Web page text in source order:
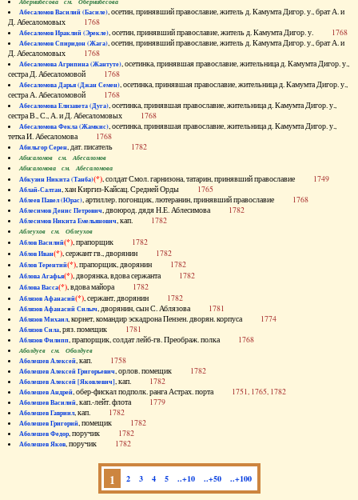
Абесаломов Василий (Басиле), осетин, принявший православие, житель д. Камумта Дигор. у., брат А. и
Д. Абесаломовых 1768
Абесаломов Ираклий (Эрекле), осетин, принявший православие, житель д. Камумта Дигор. у. 1768
Абесаломов Спиридон (Жага), осетин, принявший православие, житель д. Камумта Дигор. у., брат А. и
Д. Абесаломовых 1768
Абесаломова Агрипина (Жантуте), осетинка, принявшая православие, жительница д. Камумта Дигор. у.,
сестра Д. Абесаломовой 1768
Абесаломова Дарья (Джан Семен), осетинка, принявшая православие, жительница д. Камумта Дигор. у.,
сестра А. Абесаломовой 1768
Абесаломова Елизавета (Дуга), осетинка, принявшая православие, жительница д. Камумта Дигор. у.,
сестра В., С., А. и Д. Абесаломовых 1768
Абесаломова Фекла (Жамкис), осетинка, принявшая православие, жительница д. Камумта Дигор. у.,
тетка И. Абесаломова 1768
Абильгор Серен, дат. писатель 1782
Абисаломов см. Абесаломов
Абисаломова см. Абесаломова
Абкузин Никита (Танба)(*), солдат Смол. гарнизона, татарин, принявший православие 1749
Аблай-Салтан, хан Киргиз-Кайсац. Средней Орды 1765
Аблеев Павел (Юрас), артиллер. погонщик, лютеранин, принявший православие 1768
Аблесимов Денис Петрович, двоюрод. дядя Н.Е. Аблесимова 1782
Аблесимов Никита Емельянович, кап. 1782
Аблеухов см. Облеухов
Аблов Василий(*), прапорщик 1782
Аблов Иван(*), сержант гв., дворянин 1782
Аблов Терентий(*), прапорщик, дворянин 1782
Аблова Агафья(*), дворянка, вдова сержанта 1782
Аблова Васса(*), вдова майора 1782
Аблязов Афанасий(*), сержант, дворянин 1782
Аблязов Афанасий Силыч, дворянин, сын С. Аблязова 1781
Аблязов Михаил, корнет, командир эскадрона Пензен. дворян. корпуса 1774
Аблязов Сила, ряз. помещик 1781
Аблязов Филипп, прапорщик, солдат лейб-гв. Преображ. полка 1768
Аболдуев см. Оболдуев
Аболешев Алексей, кап. 1758
Аболешев Алексей Григорьевич, орлов. помещик 1782
Аболешев Алексей [Яковлевич], кап. 1782
Аболешев Андрей, обер-фискал подполк. ранга Астрах. порта 1751, 1765, 1782
Аболешев Василий, кап.-лейт. флота 1779
Аболешев Гавриил, кап. 1782
Аболешев Григорий, помещик 1782
Аболешев Федор, поручик 1782
Аболешев Яков, поручик 1782
1 2 3 4 5 ..+10 ..+50 ..+100